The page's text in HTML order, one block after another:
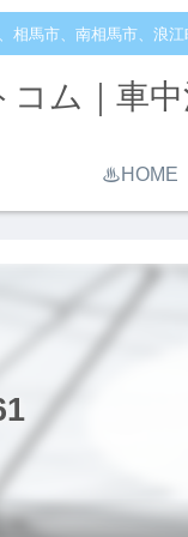
相馬市、南相馬市、浪
コム｜車
♨︎HOME